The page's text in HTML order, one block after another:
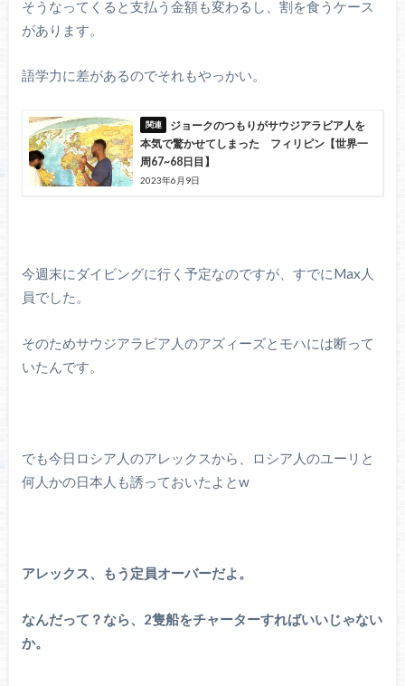
そうなってくると支払う金額も変わるし、割を食うケース
があります。
語学力に差があるのでそれもやっかい。
ジョークのつもりがサウジアラビア人を
本気で驚かせてしまった フィリピン【世界一
周67~68日目】
2023年6月9日
今週末にダイビングに行く予定なのですが、すでにMax人
員でした。
そのためサウジアラビア人のアズィーズとモハには断って
いたんです。
でも今日ロシア人のアレックスから、ロシア人のユーリと
何人かの日本人も誘っておいたよとw
アレックス、もう定員オーバーだよ。
なんだって？なら、2隻船をチャーターすればいいじゃない
か。